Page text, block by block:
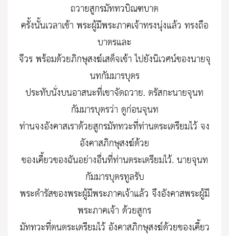
ถวายสูกรมัททวบิณฑบาต
ครั้งนั้นเวลาเช้า พระผู้มีพระภาคเจ้าทรงนุ่งแล้ว ทรงถือ
บาตรและ
จีวร พร้อมด้วยภิกษุสงฆ์เสด็จเข้า ไปยังนิเวศน์ของนายจุ
นทกัมมารบุตร
ประทับนั่งบนอาสนะที่เขาจัดถวาย. ตรัสกะนายจุนท
กัมมารบุตรว่า ดูก่อนจุนท
ท่านจงอังคาสเราด้วยสูกรมัททวะที่ท่านตระเตรียมไว้ จง
อังคาสภิกษุสงฆ์ด้วย
ของเคี้ยวของฉันอย่างอื่นที่ท่านตระเตรียมไว้. นายจุนท
กัมมารบุตรทูลรับ
พระดำรัสของพระผู้มีพระภาคเจ้าแล้ว จึงอังคาสพระผู้มี
พระภาคเจ้า ด้วยสูกร
มัททวะที่ตนตระเตรียมไว้ อังคาสภิกษุสงฆ์ด้วยของเคี้ยว